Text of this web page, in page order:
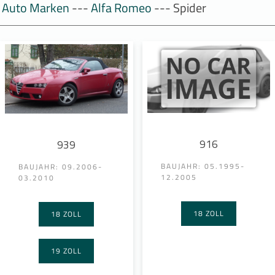
Auto Marken---Alfa Romeo--- Spider
939
BAUJAHR: 09.2006-
03.2010
18 ZOLL
19 ZOLL
916
BAUJAHR: 05.1995-
12.2005
18 ZOLL